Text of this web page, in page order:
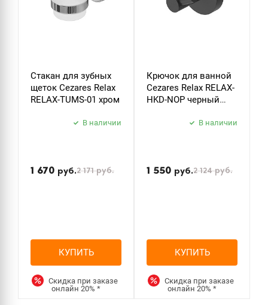
Стакан для зубных
щеток Cezares Relax
RELAX-TUMS-01 хром
В наличии
1 670 руб.2 171руб.
КУПИТЬ
Скидка при заказе
онлайн20%*
Крючок для ванной
Cezares Relax RELAX-
HKD-NOP черный
В наличии
1 550 руб.2 124руб.
КУПИТЬ
Скидка при заказе
онлайн20%*